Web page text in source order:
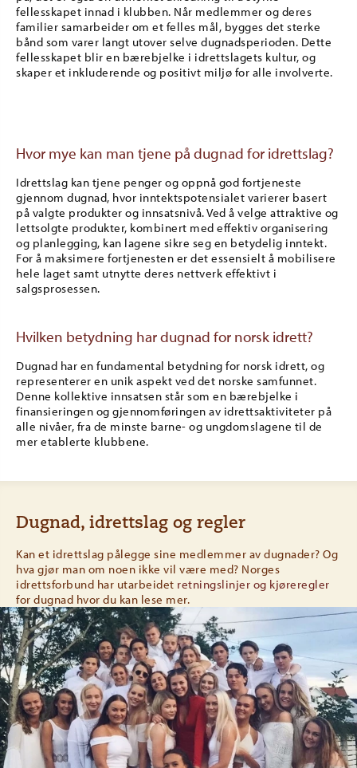
fellesskapet innad i klubben. Når medlemmer og deres
familier samarbeider om et felles mål, bygges det sterke
bånd som varer langt utover selve dugnadsperioden. Dette
fellesskapet blir en bærebjelke i idrettslagets kultur, og
skaper et inkluderende og positivt miljø for alle involverte.
Hvor mye kan man tjene på dugnad for idrettslag?
Idrettslag kan tjene penger og oppnå god fortjeneste
gjennom dugnad, hvor inntektspotensialet varierer basert
på valgte produkter og innsatsnivå. Ved å velge attraktive og
lettsolgte produkter, kombinert med effektiv organisering
og planlegging, kan lagene sikre seg en betydelig inntekt.
For å maksimere fortjenesten er det essensielt å mobilisere
hele laget samt utnytte deres nettverk effektivt i
salgsprosessen.
Hvilken betydning har dugnad for norsk idrett?
Dugnad har en fundamental betydning for norsk idrett, og
representerer en unik aspekt ved det norske samfunnet.
Denne kollektive innsatsen står som en bærebjelke i
finansieringen og gjennomføringen av idrettsaktiviteter på
alle nivåer, fra de minste barne- og ungdomslagene til de
mer etablerte klubbene.
Dugnad, idrettslag og regler
Kan et idrettslag pålegge sine medlemmer av dugnader? Og
hva gjør man om noen ikke vil være med? Norges
idrettsforbund har utarbeidet retningslinjer og kjøreregler
for dugnad hvor du kan lese mer.